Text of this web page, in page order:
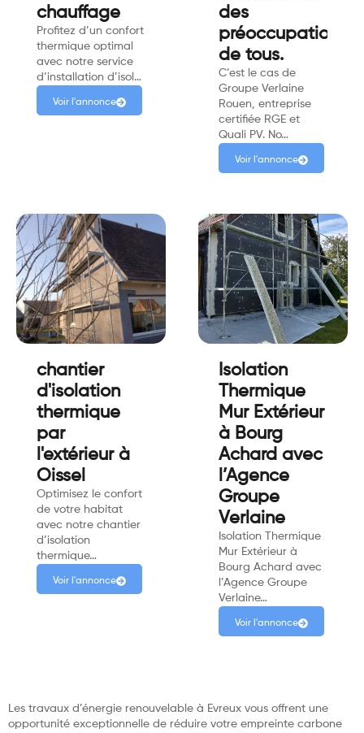
chauffage
Profitez d’un confort
thermique optimal
avec notre service
d’installation d’isol…
Voir l'annonce
des
préoccupations
de tous.
C’est le cas de
Groupe Verlaine
Rouen, entreprise
certifiée RGE et
Quali PV. No…
Voir l'annonce
chantier
d'isolation
thermique
par
l'extérieur à
Oissel
Optimisez le confort
de votre habitat
avec notre chantier
d’isolation
thermique…
Voir l'annonce
Isolation
Thermique
Mur Extérieur
à Bourg
Achard avec
l’Agence
Groupe
Verlaine
Isolation Thermique
Mur Extérieur à
Bourg Achard avec
l’Agence Groupe
Verlaine…
Voir l'annonce
Les travaux d’énergie renouvelable à Evreux vous offrent une
opportunité exceptionnelle de réduire votre empreinte carbone